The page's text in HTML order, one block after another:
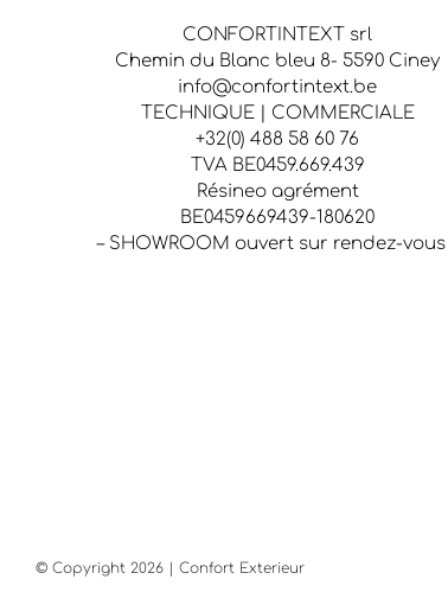
CONFORTINTEXT srl
Chemin du Blanc bleu 8- 5590 Ciney
info@confortintext.be
TECHNIQUE | COMMERCIALE
+32(0) 488 58 60 76
TVA BE0459.669.439
Résineo agrément
BE0459669439-180620
– SHOWROOM ouvert sur rendez-vous
© Copyright 2026 | Confort Exterieur